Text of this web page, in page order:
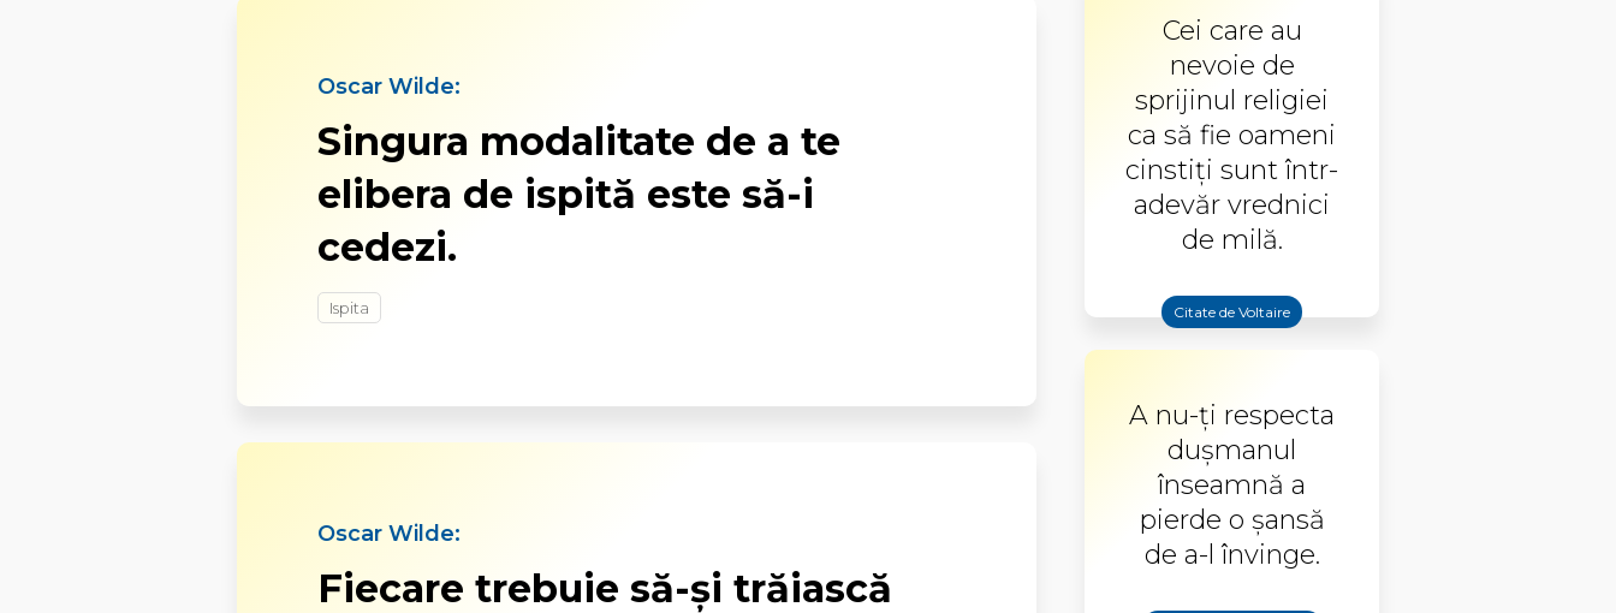
Oscar Wilde:
Singura modalitate de a te
elibera de ispită este să-i
cedezi.
Ispita
Oscar Wilde:
Fiecare trebuie să-și trăiască
Cei care au
nevoie de
sprijinul religiei
ca să fie oameni
cinstiți sunt într-
adevăr vrednici
de milă.
Citate de Voltaire
A nu-ţi respecta
duşmanul
înseamnă a
pierde o şansă
de a-l învinge.